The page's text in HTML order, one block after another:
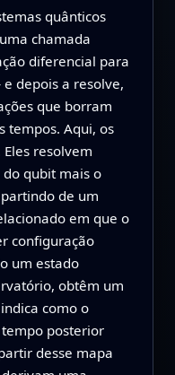
quânticos
chamada
diferencial para
depois a resolve,
que borram
tempos. Aqui, os
resolvem
qubit mais o
de um
em que o
configuração
um estado
obtêm um
como o
posterior
desse mapa